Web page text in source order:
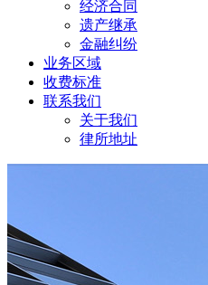
经济合同
遗产继承
金融纠纷
业务区域
收费标准
联系我们
关于我们
律所地址